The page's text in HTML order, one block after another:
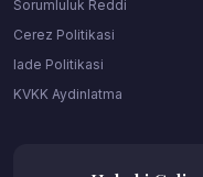
Sorumluluk Reddi
Cerez Politikasi
Iade Politikasi
KVKK Aydinlatma